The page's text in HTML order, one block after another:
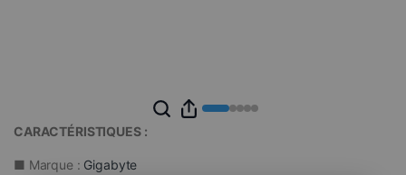
CARACTÉRISTIQUES :
■ Marque : Gigabyte